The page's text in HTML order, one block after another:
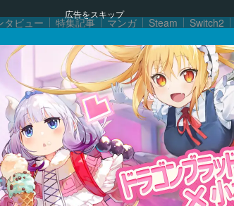
広告をスキップ
タビュー 特集記事 マンガ Steam Switch2